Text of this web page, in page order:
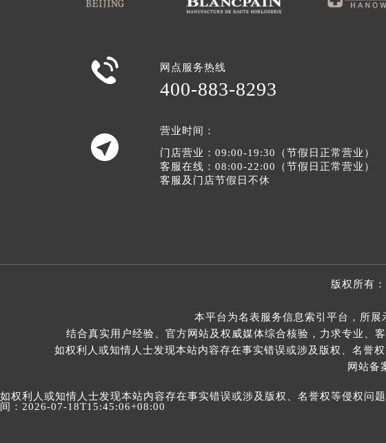
 网点服务热线
400-883-8293

营业时间：
门店营业：09:00-19:30（节假日正常营业）
客服在线：08:00-22:00（节假日正常营业）
客服及门店节假日不休
版权所有：
本平台为名表服务信息索引平台，所
结合真实用户经验、官方网站及权威媒体综合核验，力求专业、
如权利人或知情人士发现本站内容存在事实错误或涉及版权、名誉
网站备
如权利人或知情人士发现本站内容存在事实错误或涉及版权、名誉权等侵权问
间：2026-07-18T15:45:06+08:00